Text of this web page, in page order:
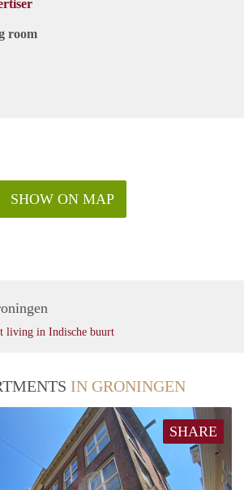
room
SHOW ON MAP
living in Indische buurt
IN GRONINGEN
SHARE